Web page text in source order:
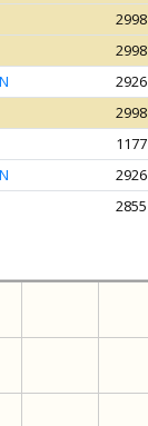
2998
2998
2926
2998
1177
2926
2855